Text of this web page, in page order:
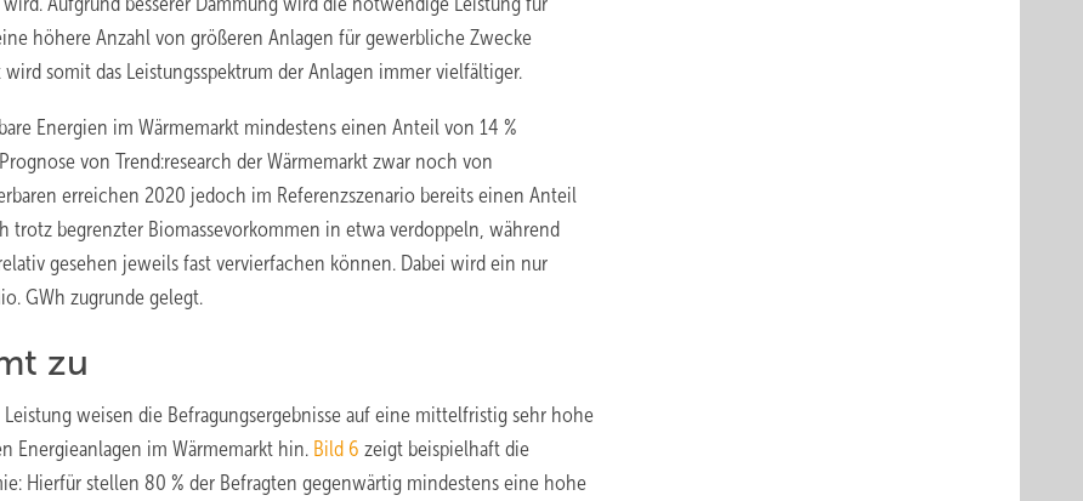
höhere Anzahl von größeren Anlagen für gewerbliche Zwecke
somit das Leistungsspektrum der Anlagen immer vielfältiger.
Energien im Wärmemarkt mindestens einen Anteil von 14 %
von Trend:research der Wärmemarkt zwar noch von
erreichen 2020 jedoch im Referenzszenario bereits einen Anteil
trotz begrenzter Biomassevorkommen in etwa verdoppeln, während
gesehen jeweils fast vervierfachen können. Dabei wird ein nur
GWh zugrunde gelegt.
zu
weisen die Befragungsergebnisse auf eine mittelfristig sehr hohe
Energieanlagen im Wärmemarkt hin. Bild 6 zeigt beispielhaft die
Hierfür stellen 80 % der Befragten gegenwärtig mindestens eine hohe